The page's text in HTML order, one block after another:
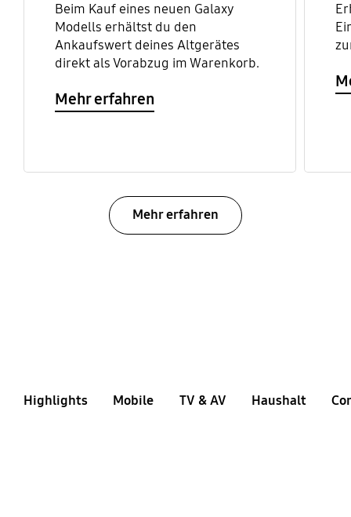
Beim Kauf eines neuen Galaxy
Modells erhältst du den
Ankaufswert deines Altgerätes
direkt als Vorabzug im Warenkorb.
Mehr erfahren
Mehr erfahren
Highlights Mobile TV & AV Haushalt